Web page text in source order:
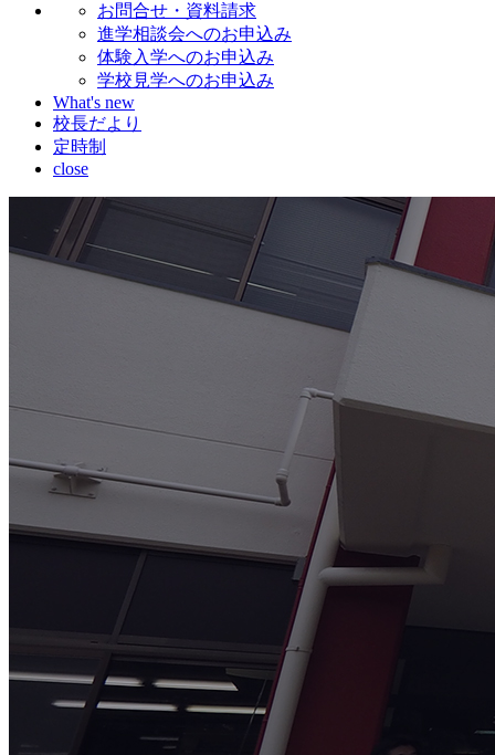
お問合せ・資料請求
進学相談会へのお申込み
体験入学へのお申込み
学校見学へのお申込み
What's new
校長だより
定時制
close